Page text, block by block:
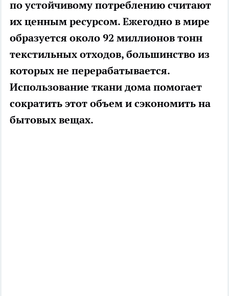
по устойчивому потреблению считают
их ценным ресурсом. Ежегодно в мире
образуется около 92 миллионов тонн
текстильных отходов, большинство из
которых не перерабатывается.
Использование ткани дома помогает
сократить этот объем и сэкономить на
бытовых вещах.